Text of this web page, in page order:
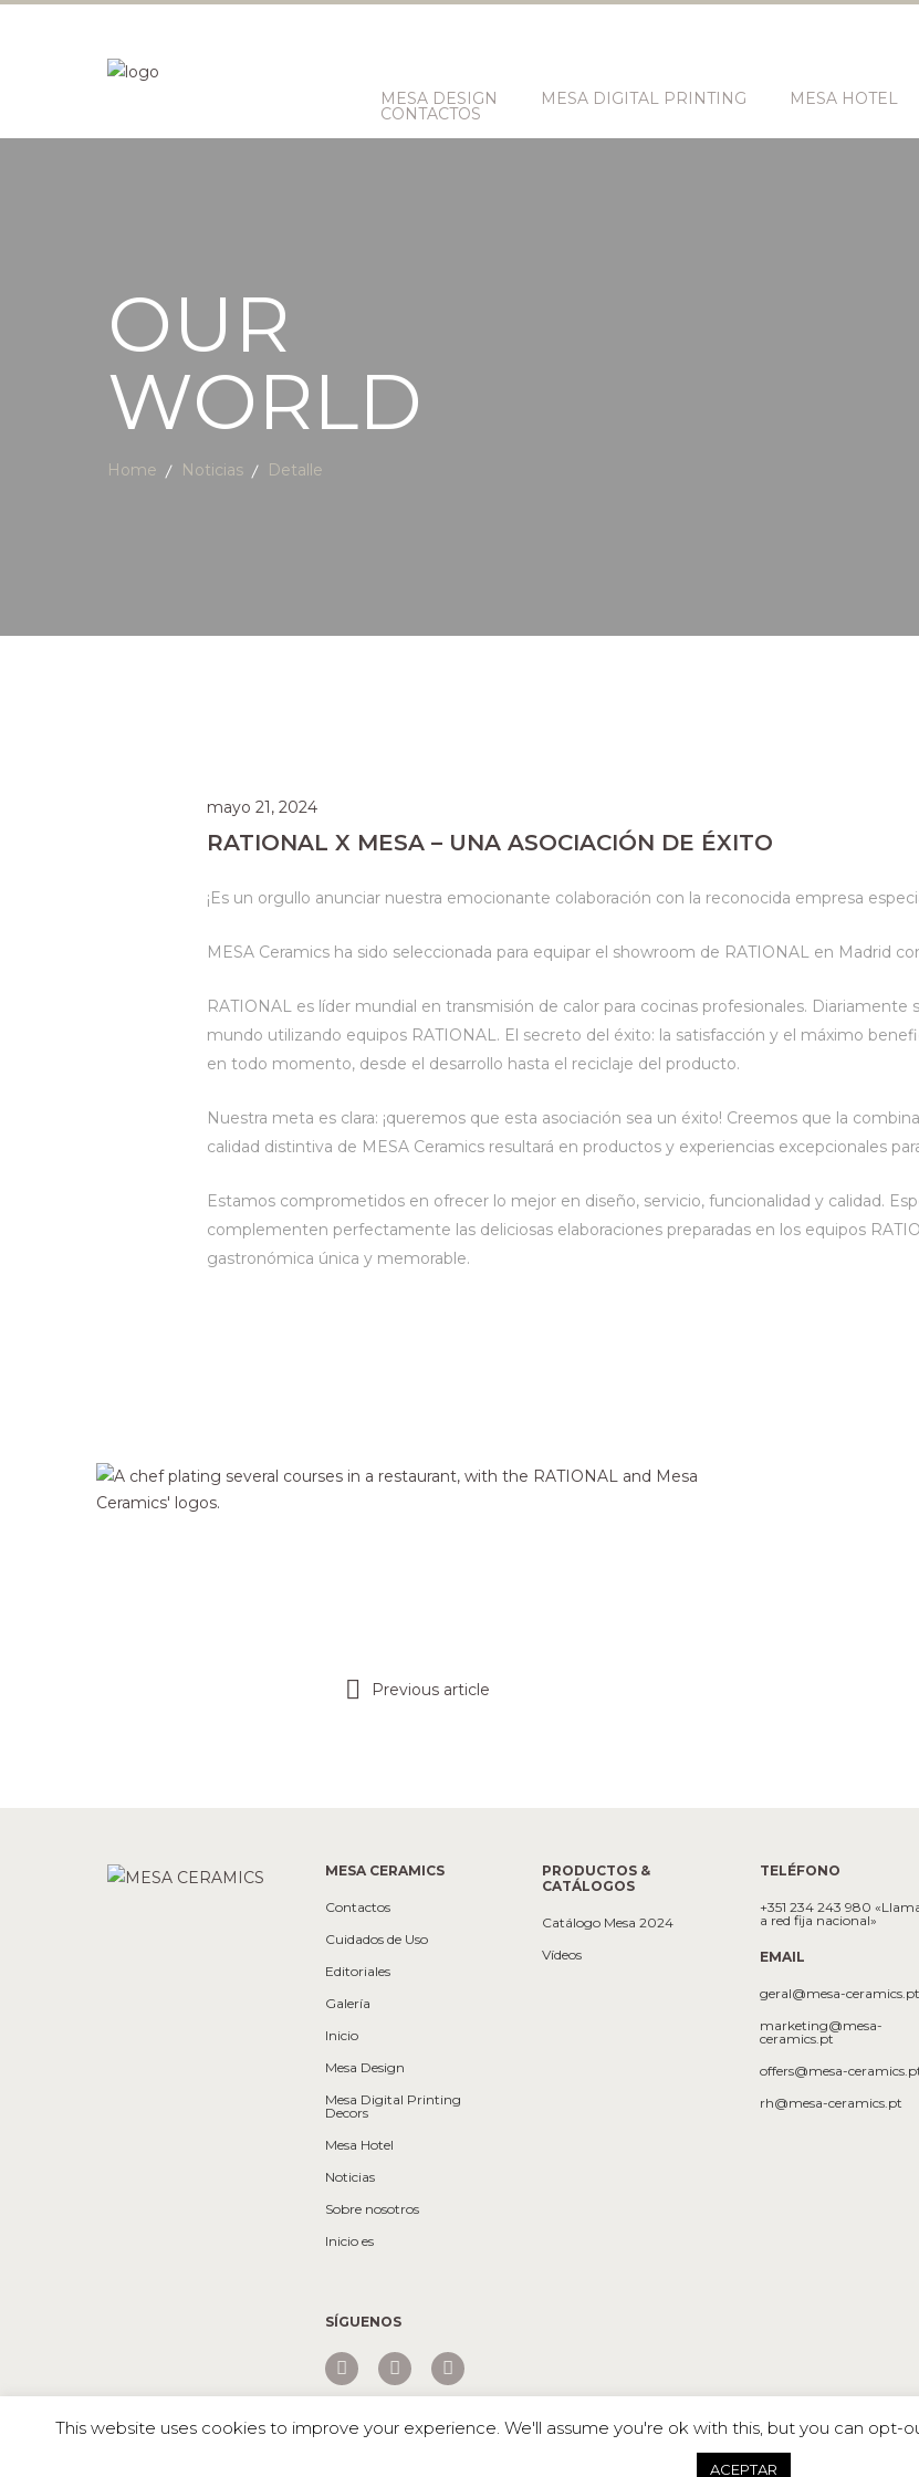
MESA DESIGN MESA DIGITAL PRINTING MESA HOTEL
CONTACTOS
OUR
WORLD
Home Noticias Detalle
mayo 21, 2024
RATIONAL X MESA – UNA ASOCIACIÓN DE ÉXITO
¡Es un orgullo anunciar nuestra emocionante colaboración con la reconocida empresa
MESA Ceramics ha sido seleccionada para equipar el showroom de RATIONAL en Madrid
RATIONAL es líder mundial en transmisión de calor para cocinas profesionales.
mundo utilizando equipos RATIONAL. El secreto del éxito: la satisfacción y el máximo
en todo momento, desde el desarrollo hasta el reciclaje del producto.
Nuestra meta es clara: ¡queremos que esta asociación sea un éxito! Creemos que la
calidad distintiva de MESA Ceramics resultará en productos y experiencias excepcionales
Estamos comprometidos en ofrecer lo mejor en diseño, servicio, funcionalidad y calidad.
complementen perfectamente las deliciosas elaboraciones preparadas en los equipos
gastronómica única y memorable.
Previous article
MESA CERAMICS
Contactos
Cuidados de Uso
Editoriales
Galería
Inicio
Mesa Design
Mesa Digital Printing
Decors
Mesa Hotel
Noticias
Sobre nosotros
Inicio es
SÍGUENOS
PRODUCTOS &
CATÁLOGOS
Catálogo Mesa 2024
Vídeos
TELÉFONO
+351 234 243 980
a red fija nacional»
EMAIL
geral@mesa-ceramics.pt
marketing@mesa-
ceramics.pt
offers@mesa-
rh@mesa-ceramics.pt
This website uses cookies to improve your experience. We'll assume you're ok with this, but you can opt-
ACEPTAR